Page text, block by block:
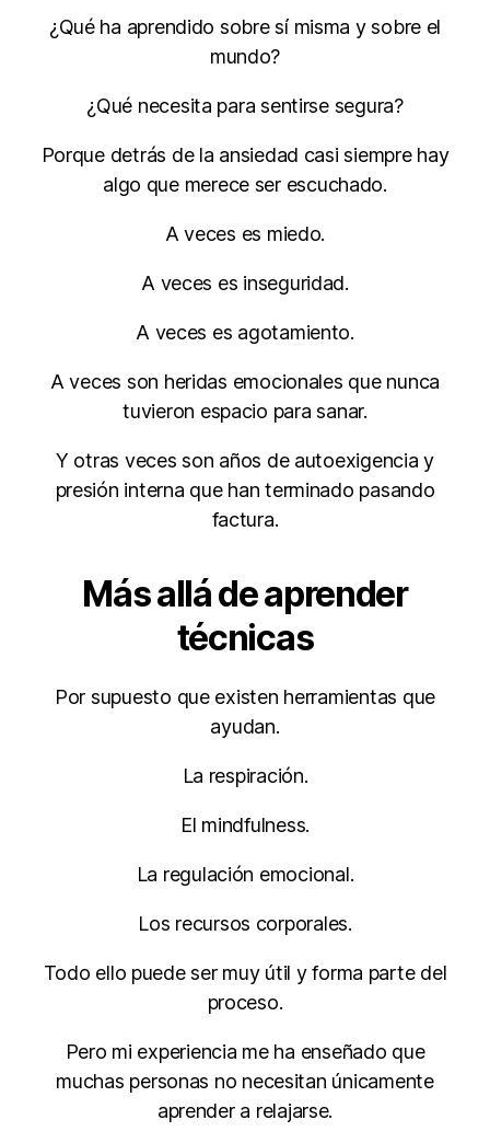
¿Qué ha aprendido sobre sí misma y sobre el
mundo?
¿Qué necesita para sentirse segura?
Porque detrás de la ansiedad casi siempre hay
algo que merece ser escuchado.
A veces es miedo.
A veces es inseguridad.
A veces es agotamiento.
A veces son heridas emocionales que nunca
tuvieron espacio para sanar.
Y otras veces son años de autoexigencia y
presión interna que han terminado pasando
factura.
Más allá de aprender
técnicas
Por supuesto que existen herramientas que
ayudan.
La respiración.
El mindfulness.
La regulación emocional.
Los recursos corporales.
Todo ello puede ser muy útil y forma parte del
proceso.
Pero mi experiencia me ha enseñado que
muchas personas no necesitan únicamente
aprender a relajarse.